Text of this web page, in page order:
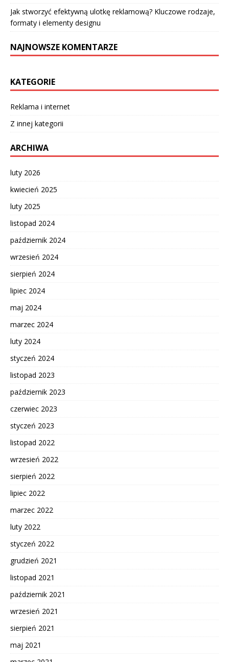
Jak stworzyć efektywną ulotkę reklamową? Kluczowe rodzaje,
formaty i elementy designu
NAJNOWSZE KOMENTARZE
KATEGORIE
Reklama i internet
Z innej kategorii
ARCHIWA
luty 2026
kwiecień 2025
luty 2025
listopad 2024
październik 2024
wrzesień 2024
sierpień 2024
lipiec 2024
maj 2024
marzec 2024
luty 2024
styczeń 2024
listopad 2023
październik 2023
czerwiec 2023
styczeń 2023
listopad 2022
wrzesień 2022
sierpień 2022
lipiec 2022
marzec 2022
luty 2022
styczeń 2022
grudzień 2021
listopad 2021
październik 2021
wrzesień 2021
sierpień 2021
maj 2021